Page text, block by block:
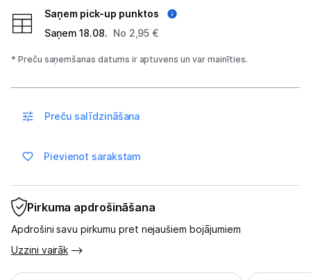
Telefoni, planšetdatori
Viedierīces
Vēlmju saraksts
Saņem pick-up punktos
Saņem 18.08. No 2,95 €
* Preču saņemšanas datums ir aptuvens un var mainīties.
Preču salīdzināšana
Pievienot sarakstam
Pirkuma apdrošināšana
Apdrošini savu pirkumu pret nejaušiem bojājumiem
Uzzini vairāk